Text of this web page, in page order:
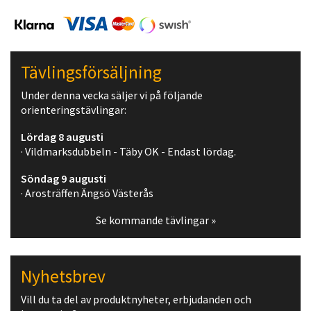
Tävlingsförsäljning
Under denna vecka säljer vi på följande
orienteringstävlingar:
Lördag 8 augusti
· Vildmarksdubbeln - Täby OK - Endast lördag.
Söndag 9 augusti
· Arosträffen Ängsö Västerås
Se kommande tävlingar »
Nyhetsbrev
Vill du ta del av produktnyheter, erbjudanden och